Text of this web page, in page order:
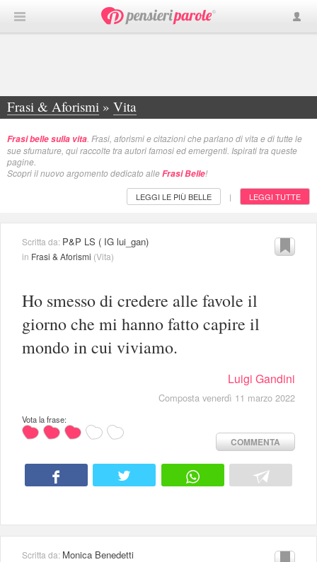
Frasi & Aforismi » Vita
Frasi belle sulla vita . Frasi, aforismi e citazioni che parlano di vita e di tutte le
sue sfumature, qui raccolte tra autori famosi ed emergenti. Ispirati tra queste
pagine.
Scopri il nuovo argomento dedicato alleFrasi Belle!
LEGGI LE PIÙ BELLE | LEGGI TUTTE
Scritta da: P&P LS ( IG lui_gan)
in Frasi & Aforismi (Vita)
Ho smesso di credere alle favole il
giorno che mi hanno fatto capire il
mondo in cui viviamo.
Luigi Gandini
Composta venerdì 11 marzo 2022
Vota la frase:
COMMENTA
Scritta da: Monica Benedetti